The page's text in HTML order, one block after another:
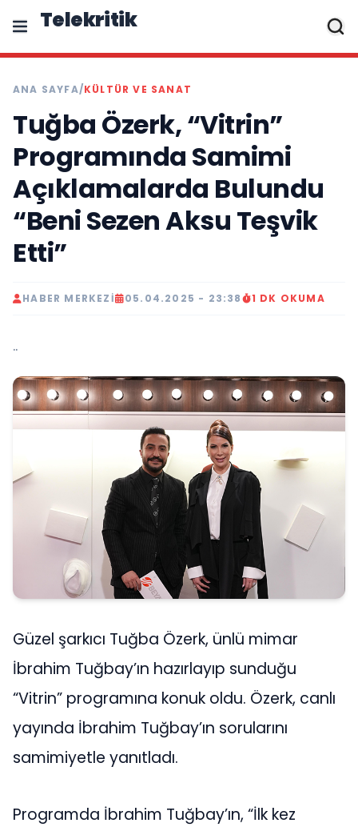
Telekritik
ANA SAYFA/KÜLTÜR VE SANAT
Tuğba Özerk, “Vitrin”
Programında Samimi
Açıklamalarda Bulundu
“Beni Sezen Aksu Teşvik
Etti”
HABER MERKEZI 05.04.2025 - 23:38 1 DK OKUMA
..
Güzel şarkıcı Tuğba Özerk, ünlü mimar
İbrahim Tuğbay’ın hazırlayıp sunduğu
“Vitrin” programına konuk oldu. Özerk, canlı
yayında İbrahim Tuğbay’ın sorularını
samimiyetle yanıtladı.
Programda İbrahim Tuğbay’ın, “İlk kez